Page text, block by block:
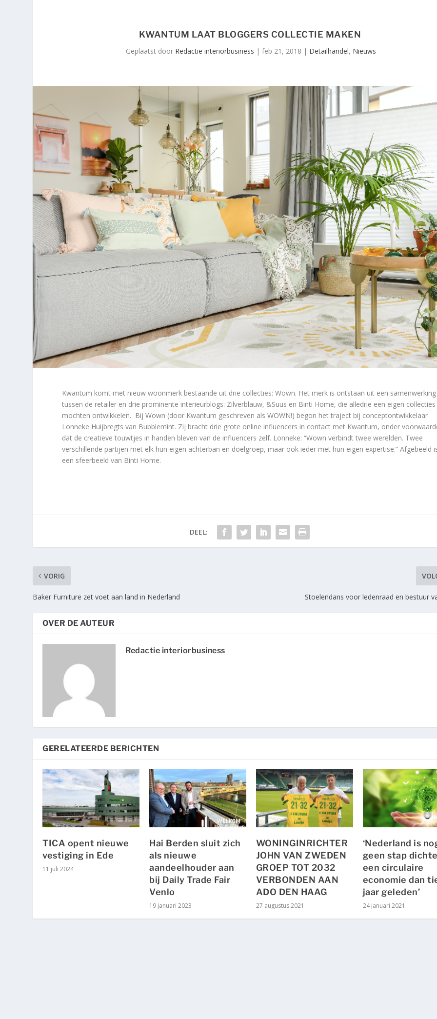
KWANTUM LAAT BLOGGERS COLLECTIE MAKEN
Geplaatst door Redactie interiorbusiness |feb 21, 2018 | Detailhandel, Nieuws
Kwantum komt met nieuw woonmerk bestaande uit drie collecties: Wown. Het merk is ontstaan uit een samenwerking
tussen de retailer en drie prominente interieurblogs: Zilverblauw, &Suus en Binti Home, die alledrie een eigen collecties
mochten ontwikkelen. Bij Wown (door Kwantum geschreven als WOWN!) begon het traject bij conceptontwikkelaar
Lonneke Huijbregts van Bubblemint. Zij bracht drie grote online influencers in contact met Kwantum, onder
dat de creatieve touwtjes in handen bleven van de influencers zelf. Lonneke: “Wown verbindt twee werelden. Twee
verschillende partijen met elk hun eigen achterban en doelgroep, maar ook ieder met hun eigen expertise.” Afgebeeld
een sfeerbeeld van Binti Home.
DEEL:
VORIG
Baker Furniture zet voet aan land in Nederland Stoelendans voor ledenraad en bestuur
OVER DE AUTEUR
Redactie interiorbusiness
GERELATEERDE BERICHTEN
TICA opent nieuwe
vestiging in Ede
11 juli 2024
Hai Berden sluit zich
als nieuwe
aandeelhouder aan
bij Daily Trade Fair
Venlo
19 januari 2023
WONINGINRICHTER
JOHN VAN ZWEDEN
GROEP TOT 2032
VERBONDEN AAN
ADO DEN HAAG
27 augustus 2021
‘Nederland is
geen stap
een circulaire
economie dan
jaar geleden’
24 januari 2021